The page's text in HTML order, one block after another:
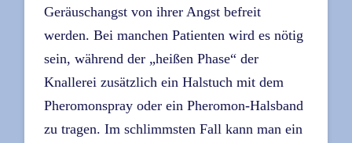
Geräuschangst von ihrer Angst befreit
werden. Bei manchen Patienten wird es nötig
sein, während der „heißen Phase“ der
Knallerei zusätzlich ein Halstuch mit dem
Pheromonspray oder ein Pheromon-Halsband
zu tragen. Im schlimmsten Fall kann man ein